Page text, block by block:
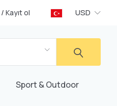
/ Kayıt ol USD
Sport & Outdoor